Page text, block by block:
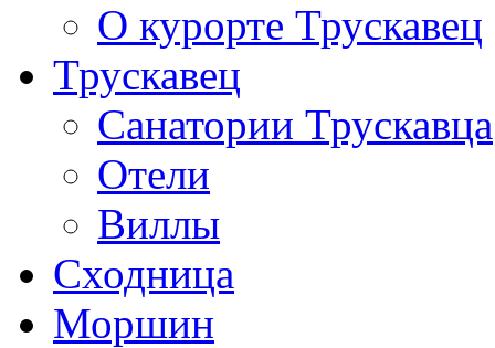
О курорте Трускавец
Трускавец
Санатории Трускавца
Отели
Виллы
Сходница
Моршин